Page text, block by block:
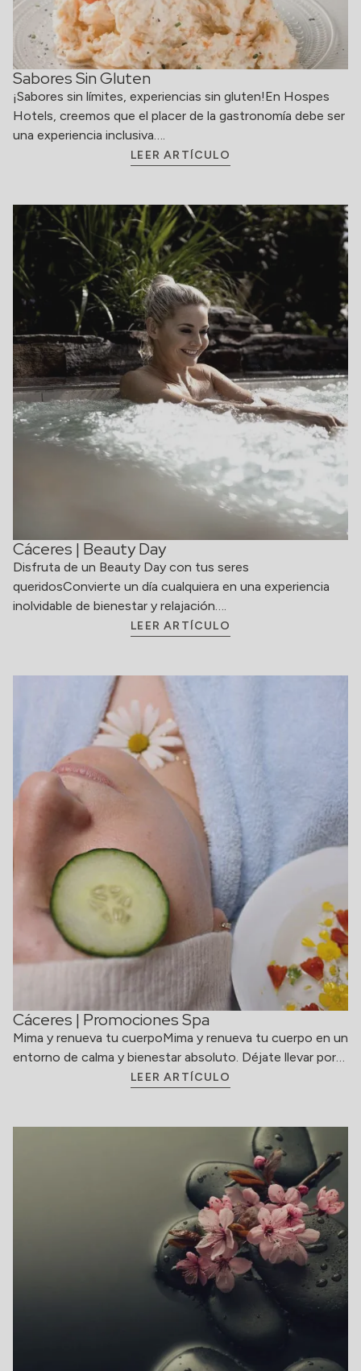
Sabores Sin Gluten
¡Sabores sin límites, experiencias sin gluten!En Hospes
Hotels, creemos que el placer de la gastronomía debe ser
una experiencia inclusiva….
LEER ARTÍCULO
Cáceres | Beauty Day
Disfruta de un Beauty Day con tus seres
queridosConvierte un día cualquiera en una experiencia
inolvidable de bienestar y relajación….
LEER ARTÍCULO
Cáceres | Promociones Spa
Mima y renueva tu cuerpoMima y renueva tu cuerpo en un
entorno de calma y bienestar absoluto. Déjate llevar por…
LEER ARTÍCULO